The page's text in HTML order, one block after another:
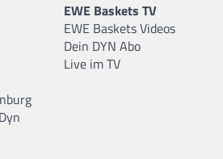
EWE Baskets TV
EWE Baskets Videos
Dein DYN Abo
Live im TV